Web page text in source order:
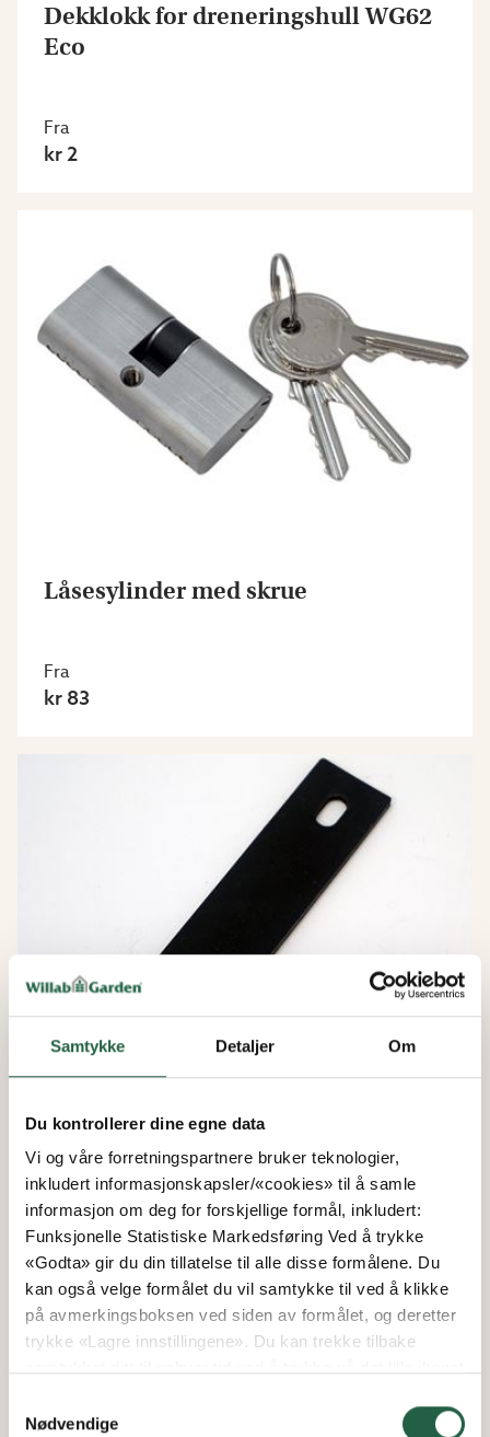
Samtykke Detaljer Om
Du kontrollerer dine egne data
Vi og våre forretningspartnere bruker teknologier,
inkludert informasjonskapsler/«cookies» til å samle
informasjon om deg for forskjellige formål, inkludert:
Funksjonelle Statistiske Markedsføring Ved å trykke
«Godta» gir du din tillatelse til alle disse formålene. Du
kan også velge formålet du vil samtykke til ved å klikke
på avmerkingsboksen ved siden av formålet, og deretter
trykke «Lagre innstillingene». Du kan trekke tilbake
om hvordan vi bruker informasjonskapsler og annen
Nødvendige
Dekklokk for dreneringshull WG62
Eco
Fra
kr 2
Låsesylinder med skrue
Fra
kr 83
Spacer til låseblikk
Fra
kr 3